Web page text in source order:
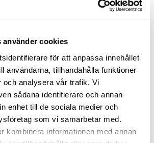
använder cookies
för att anpassa innehållet
användarna, tillhandahålla funktioner
och analysera vår trafik. Vi
sådana identifierare och annan
enhet till de sociala medier och
som vi samarbetar med.
kombinera informationen med annan
ljusinsläpp och dörr fram och bak
ur båten. Ekolod finns även men
15-16 knop och toppfart på dryga 20
med fendrar, tampar, ankare, dynor
sittbrunn, badstege.